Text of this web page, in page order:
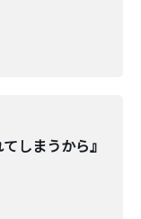
しまうから』